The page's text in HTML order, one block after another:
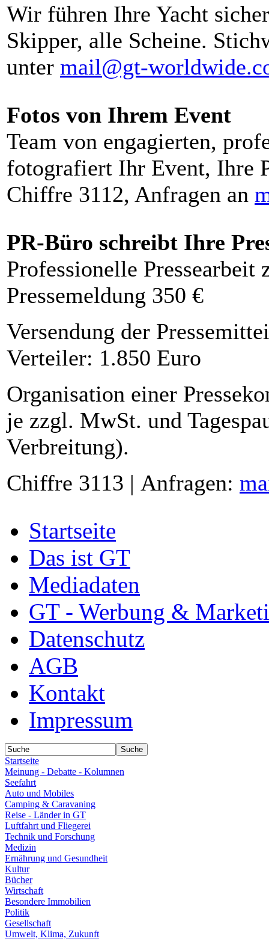
Wir führen Ihre Yacht
Skipper, alle Scheine.
unter mail@gt-
Fotos von Ihrem Event
Team von engagierten,
fotografiert Ihr Event, Ihre
Chiffre 3112, Anfragen an
PR-Büro schreibt Ihre
Professionelle Pressearbeit
Pressemeldung 350 €
Versendung der
Verteiler: 1.850 Euro
Organisation einer
je zzgl. MwSt. und
Verbreitung).
Chiffre 3113 | Anfragen:
Startseite
Das ist GT
Mediadaten
GT - Werbung &
Datenschutz
AGB
Kontakt
Impressum
Startseite
Meinung - Debatte - Kolumnen
Seefahrt
Auto und Mobiles
Camping & Caravaning
Reise - Länder in GT
Luftfahrt und Fliegerei
Technik und Forschung
Medizin
Ernährung und Gesundheit
Kultur
Bücher
Wirtschaft
Besondere Immobilien
Politik
Gesellschaft
Umwelt, Klima, Zukunft